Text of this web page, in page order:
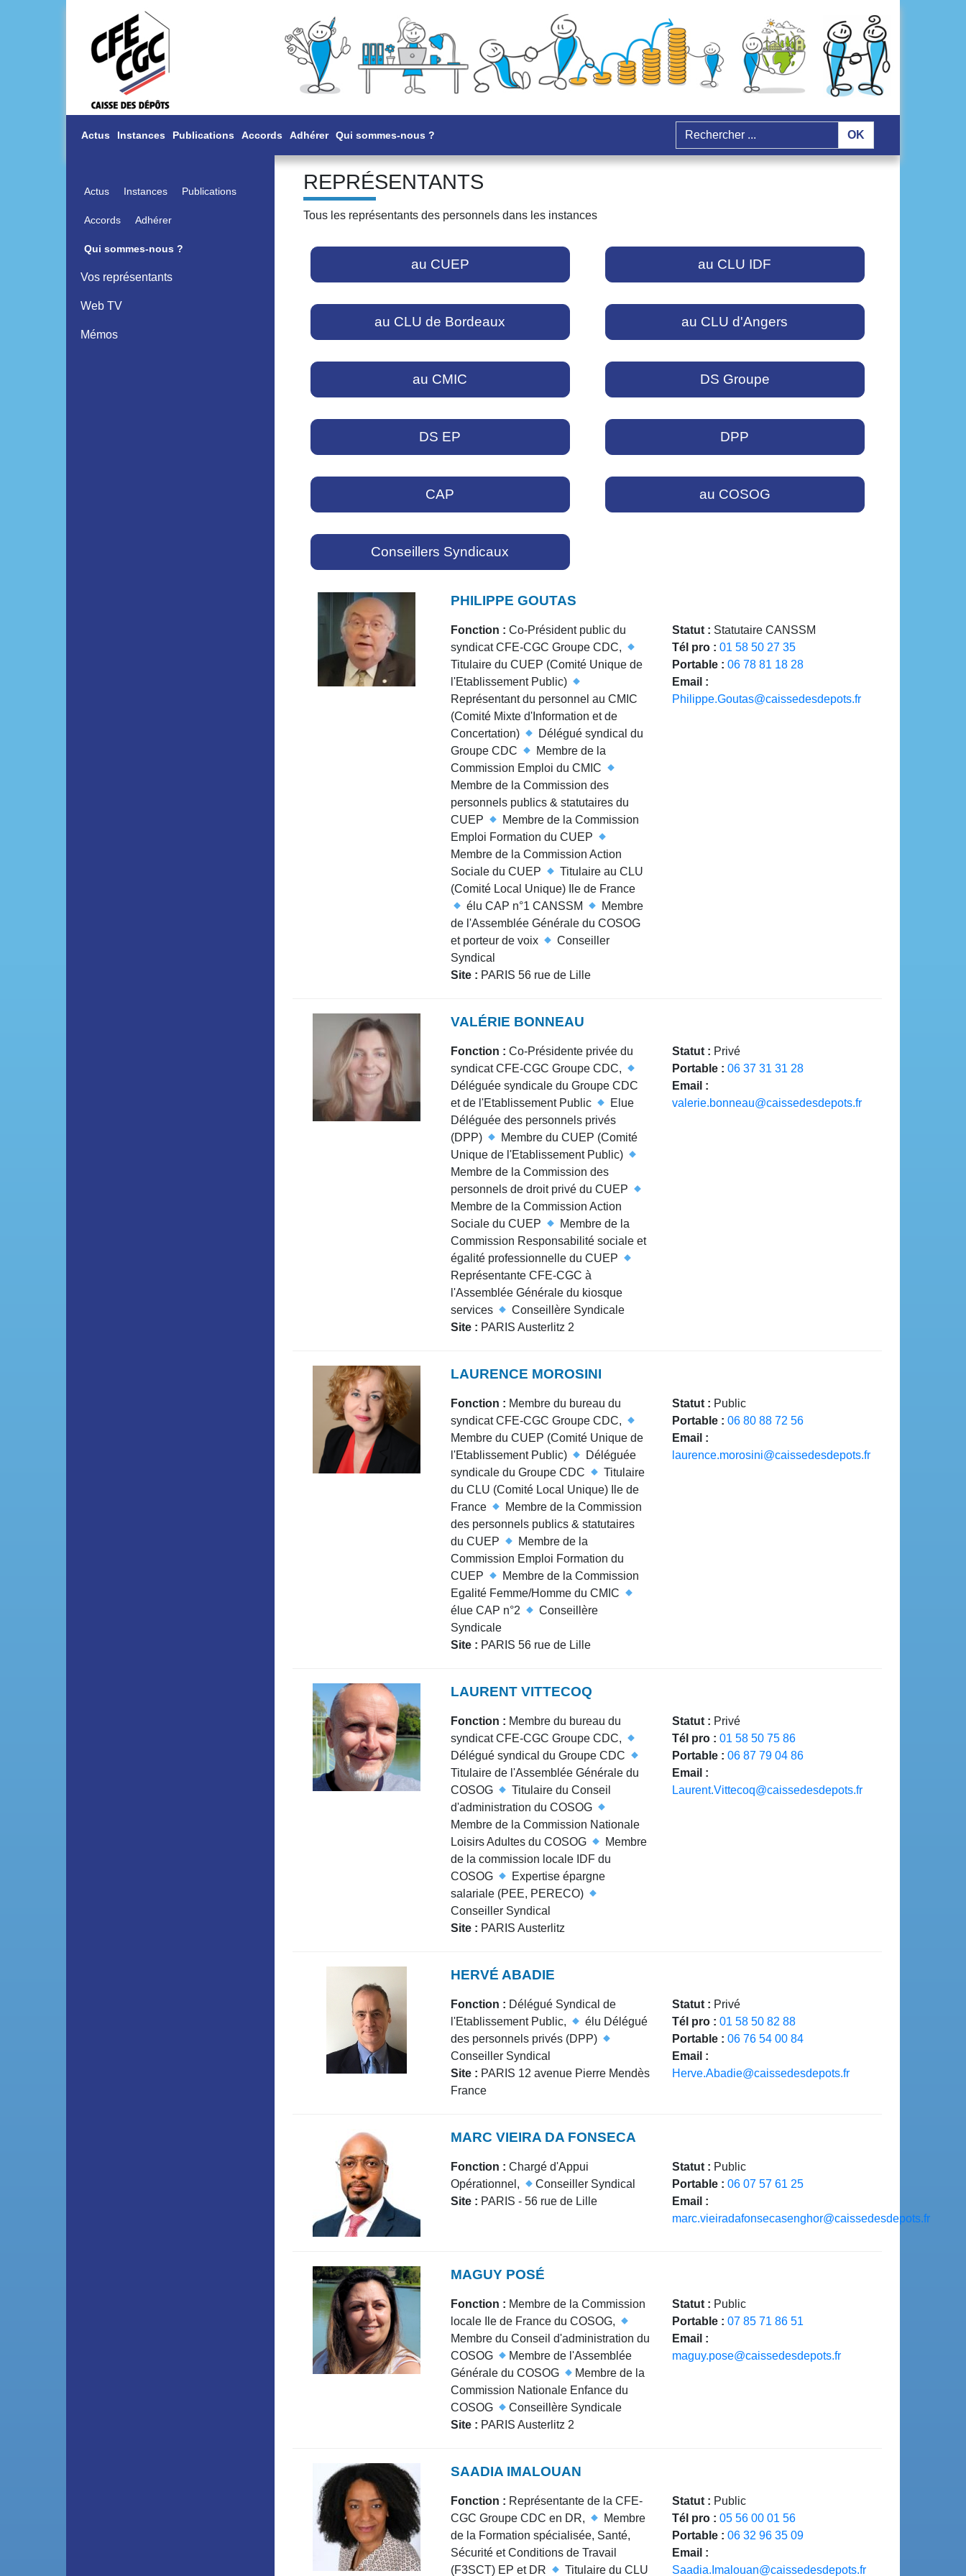
Actus Instances Publications Accords Adhérer Qui sommes-nous ? OK
Actus Instances Publications
Accords Adhérer
Qui sommes-nous ?
Vos représentants
Web TV
Mémos
REPRÉSENTANTS
Tous les représentants des personnels dans les instances
au CUEP au CLU IDF
au CLU de Bordeaux au CLU d'Angers
au CMIC DS Groupe
DS EP DPP
CAP au COSOG
Conseillers Syndicaux
PHILIPPE GOUTAS
Fonction : Co-Président public du
syndicat CFE-CGC Groupe CDC,
Titulaire du CUEP (Comité Unique de
l'Etablissement Public)
Représentant du personnel au CMIC
(Comité Mixte d'Information et de
Concertation)
Délégué syndical du
Groupe CDC
Membre de la
Commission Emploi du CMIC
Membre de la Commission des
personnels publics & statutaires du
CUEP
Membre de la Commission
Emploi Formation du CUEP
Membre de la Commission Action
Sociale du CUEP
Titulaire au CLU
(Comité Local Unique) Ile de France
élu CAP n°1 CANSSM
Membre
de l'Assemblée Générale du COSOG
et porteur de voix
Conseiller
Syndical
Site : PARIS 56 rue de Lille
Statut : Statutaire CANSSM
Tél pro : 01 58 50 27 35
Portable : 06 78 81 18 28
Email :
Philippe.Goutas@caissedesdepots.fr
VALÉRIE BONNEAU
Fonction : Co-Présidente privée du
syndicat CFE-CGC Groupe CDC,
Déléguée syndicale du Groupe CDC
et de l'Etablissement Public
Elue
Déléguée des personnels privés
(DPP)
Membre du CUEP (Comité
Unique de l'Etablissement Public)
Membre de la Commission des
personnels de droit privé du CUEP
Membre de la Commission Action
Sociale du CUEP
Membre de la
Commission Responsabilité sociale et
égalité professionnelle du CUEP
Représentante CFE-CGC à
l'Assemblée Générale du kiosque
services
Conseillère Syndicale
Site : PARIS Austerlitz 2
Statut : Privé
Portable : 06 37 31 31 28
Email :
valerie.bonneau@caissedesdepots.fr
LAURENCE MOROSINI
Fonction : Membre du bureau du
syndicat CFE-CGC Groupe CDC,
Membre du CUEP (Comité Unique de
l'Etablissement Public)
Déléguée
syndicale du Groupe CDC
Titulaire
du CLU (Comité Local Unique) Ile de
France
Membre de la Commission
des personnels publics & statutaires
du CUEP
Membre de la
Commission Emploi Formation du
CUEP
Membre de la Commission
Egalité Femme/Homme du CMIC
élue CAP n°2
Conseillère
Syndicale
Site : PARIS 56 rue de Lille
Statut : Public
Portable : 06 80 88 72 56
Email :
laurence.morosini@caissedesdepots.fr
LAURENT VITTECOQ
Fonction : Membre du bureau du
syndicat CFE-CGC Groupe CDC,
Délégué syndical du Groupe CDC
Titulaire de l'Assemblée Générale du
COSOG
Titulaire du Conseil
d'administration du COSOG
Membre de la Commission Nationale
Loisirs Adultes du COSOG
Membre
de la commission locale IDF du
COSOG
Expertise épargne
salariale (PEE, PERECO)
Conseiller Syndical
Site : PARIS Austerlitz
Statut : Privé
Tél pro : 01 58 50 75 86
Portable : 06 87 79 04 86
Email :
Laurent.Vittecoq@caissedesdepots.fr
HERVÉ ABADIE
Fonction : Délégué Syndical de
l'Etablissement Public,
élu Délégué
des personnels privés (DPP)
Conseiller Syndical
Site : PARIS 12 avenue Pierre Mendès
France
Statut : Privé
Tél pro : 01 58 50 82 88
Portable : 06 76 54 00 84
Email :
Herve.Abadie@caissedesdepots.fr
MARC VIEIRA DA FONSECA
Fonction : Chargé d'Appui
Opérationnel,
Conseiller Syndical
Site : PARIS - 56 rue de Lille
Statut : Public
Portable : 06 07 57 61 25
Email :
marc.vieiradafonsecasenghor@caissedesdepots.fr
MAGUY POSÉ
Fonction : Membre de la Commission
locale Ile de France du COSOG,
Membre du Conseil d'administration du
COSOG
Membre de l'Assemblée
Générale du COSOG
Membre de la
Commission Nationale Enfance du
COSOG
Conseillère Syndicale
Site : PARIS Austerlitz 2
Statut : Public
Portable : 07 85 71 86 51
Email :
maguy.pose@caissedesdepots.fr
SAADIA IMALOUAN
Fonction : Représentante de la CFE-
CGC Groupe CDC en DR,
Membre
de la Formation spécialisée, Santé,
Sécurité et Conditions de Travail
(F3SCT) EP et DR
Titulaire du CLU
Statut : Public
Tél pro : 05 56 00 01 56
Portable : 06 32 96 35 09
Email :
Saadia.Imalouan@caissedesdepots.fr